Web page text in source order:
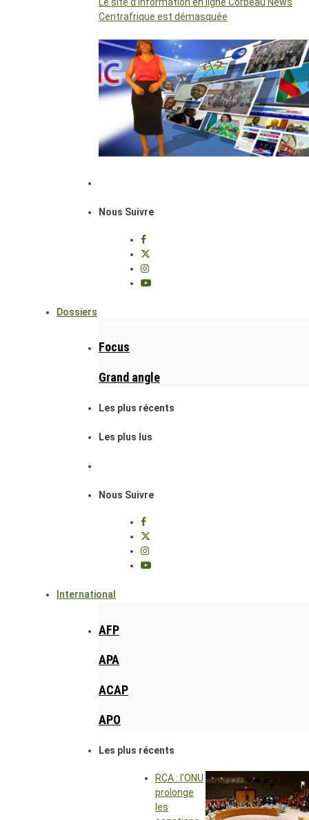
Le site d’information en ligne Corbeau News
Centrafrique est démasquée
Nous Suivre
Dossiers
Focus
Grand angle
Les plus récents
Les plus lus
Nous Suivre
International
AFP
APA
ACAP
APO
Les plus récents
RCA : l’ONU
prolonge
les